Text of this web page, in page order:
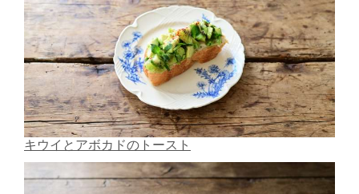
キウイとアボカドのトースト